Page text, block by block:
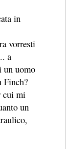
in
vorresti
a
un uomo
Finch?
cui mi
un